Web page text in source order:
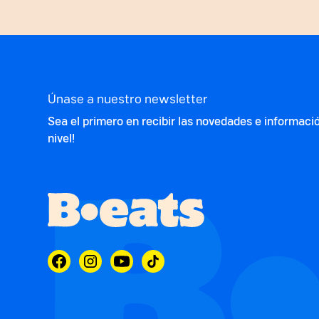
Únase a nuestro newsletter
Sea el primero en recibir las novedades e
nivel!